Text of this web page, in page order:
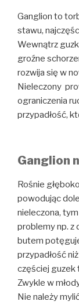
Ganglion to
stawu,
Wewnątrz
groźne
rozwija się w
Nieleczony
ograniczenia
przypadłość,
Ganglion
Rośnie
powodując
nieleczona,
problemy np. z
butem
przypadłość
częściej guzek
Zwykle w
Nie należy